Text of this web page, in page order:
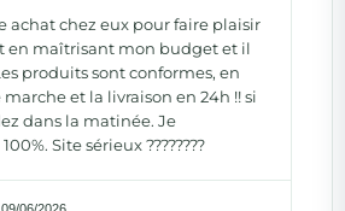
achat chez eux pour faire plaisir
en maîtrisant mon budget et il
produits sont conformes, en
et la livraison en 24h !! si
dans la matinée. Je
Site sérieux ????????